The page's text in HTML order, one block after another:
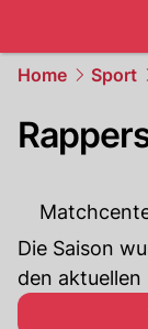
Home Sport
Die Saison
den aktuellen